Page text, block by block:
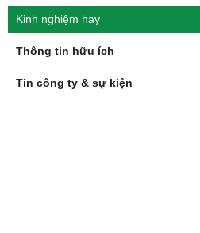
Kinh nghiệm hay
Thông tin hữu ích
Tin công ty & sự kiện